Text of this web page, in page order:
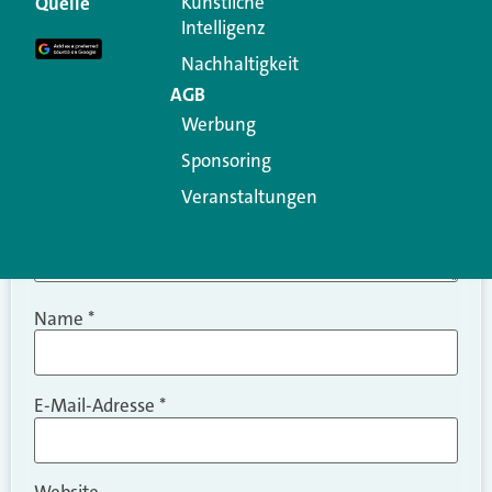
Kommentar
Name *
E-Mail-Adresse *
Intelligenz
Nachhaltigkeit
AGB
Werbung
Sponsoring
Veranstaltungen